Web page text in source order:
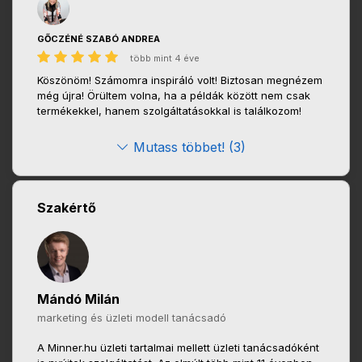
GŐCZÉNÉ SZABÓ ANDREA
több mint 4 éve
Köszönöm! Számomra inspiráló volt! Biztosan megnézem
még újra! Örültem volna, ha a példák között nem csak
termékekkel, hanem szolgáltatásokkal is találkozom!
Mutass többet! (3)
Szakértő
Mándó Milán
marketing és üzleti modell tanácsadó
A Minner.hu üzleti tartalmai mellett üzleti tanácsadóként